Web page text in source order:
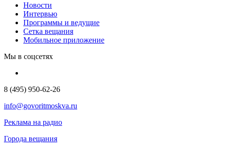
Новости
Интервью
Программы и ведущие
Сетка вещания
Мобильное приложение
Мы в соцсетях
8 (495) 950-62-26
info@govoritmoskva.ru
Реклама на радио
Города вещания